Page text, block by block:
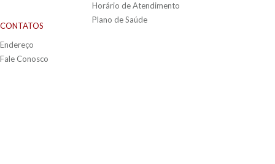
CONTATOS
Endereço
Fale Conosco
Horário de Atendimento
Plano de Saúde